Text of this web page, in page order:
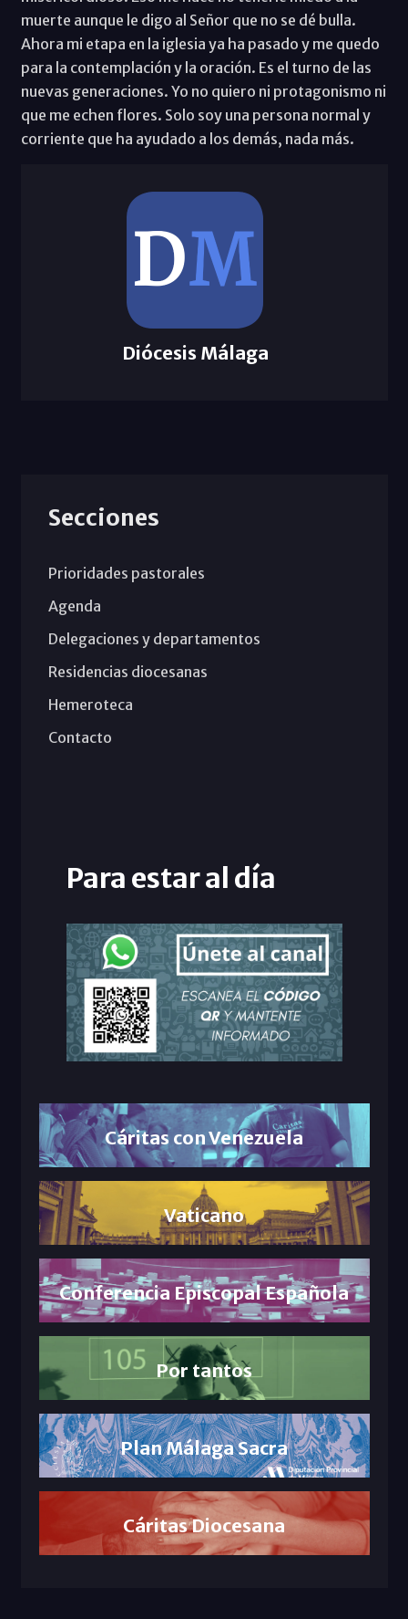
muerte aunque le digo al Señor que no se dé bulla.
Ahora mi etapa en la iglesia ya ha pasado y me quedo
para la contemplación y la oración. Es el turno de las
nuevas generaciones. Yo no quiero ni protagonismo ni
que me echen flores. Solo soy una persona normal y
corriente que ha ayudado a los demás, nada más.
Diócesis Málaga
Secciones
Prioridades pastorales
Agenda
Delegaciones y departamentos
Residencias diocesanas
Hemeroteca
Contacto
Para estar al día
Cáritas con Venezuela
Vaticano
Conferencia Episcopal Española
Por tantos
Plan Málaga Sacra
Cáritas Diocesana